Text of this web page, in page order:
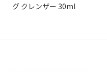
グ クレンザー 30ml